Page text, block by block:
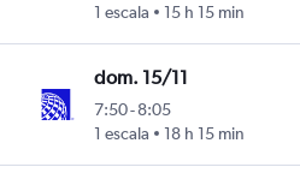
1 escala
15 h 15 min
dom. 15/11
7:50-8:05
1 escala
18 h 15 min